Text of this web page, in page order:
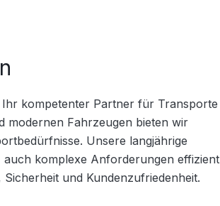
kompetenter Partner für Transporte
modernen Fahrzeugen bieten wir
Unsere langjährige
komplexe Anforderungen effizient
und Kundenzufriedenheit.